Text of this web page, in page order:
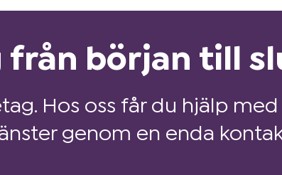
från början till
Hos oss får du hjälp med
genom en enda